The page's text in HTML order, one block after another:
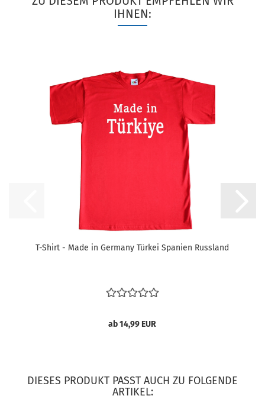
IHNEN:
T-Shirt - Made in Germany Türkei Spanien Russland
ab 14,99 EUR
DIESES PRODUKT PASST AUCH ZU FOLGENDE
ARTIKEL: